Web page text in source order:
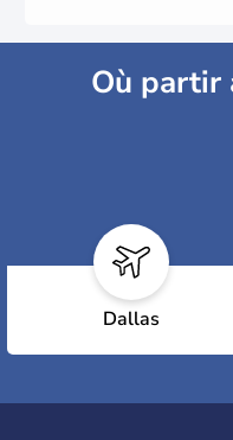
Où partir
Dallas